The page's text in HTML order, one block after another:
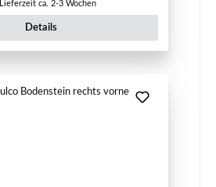
Lieferzeit ca. 2-3 Wochen
Details